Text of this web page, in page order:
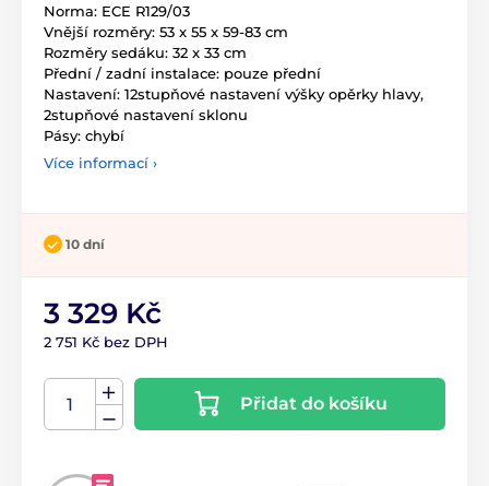
Norma: ECE R129/03
Vnější rozměry: 53 x 55 x 59-83 cm
Rozměry sedáku: 32 x 33 cm
Přední / zadní instalace: pouze přední
Nastavení: 12stupňové nastavení výšky opěrky hlavy,
2stupňové nastavení sklonu
Pásy: chybí
Více informací ›
10 dní
3 329 Kč
2 751 Kč bez DPH
Přidat do košíku